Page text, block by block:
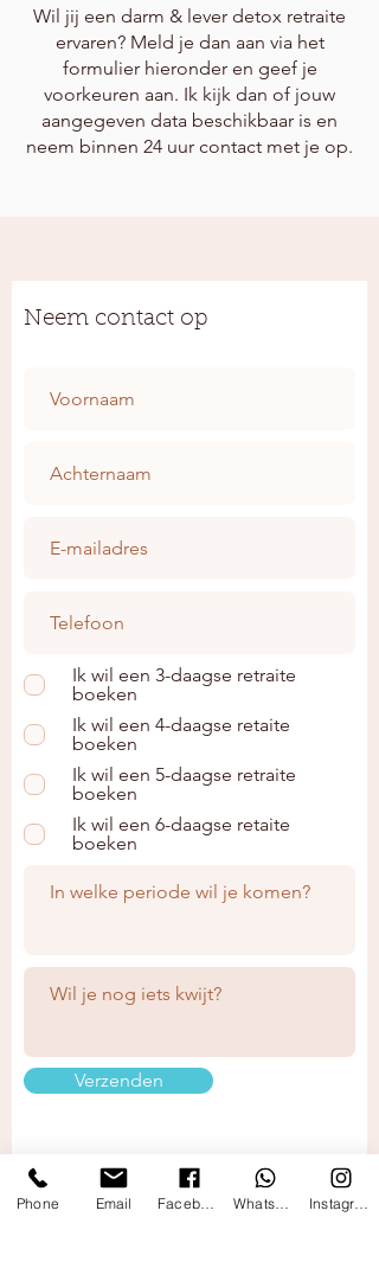
Wil jij een darm & lever detox retraite
ervaren? Meld je dan aan via het
formulier hieronder en geef je
voorkeuren aan. Ik kijk dan of jouw
aangegeven data beschikbaar is en
neem binnen 24 uur contact met je op.
Neem contact op
Ik wil een 3-daagse retraite
boeken
Ik wil een 4-daagse retaite
boeken
Ik wil een 5-daagse retraite
boeken
Ik wil een 6-daagse retaite
boeken
Verzenden
Phone Email